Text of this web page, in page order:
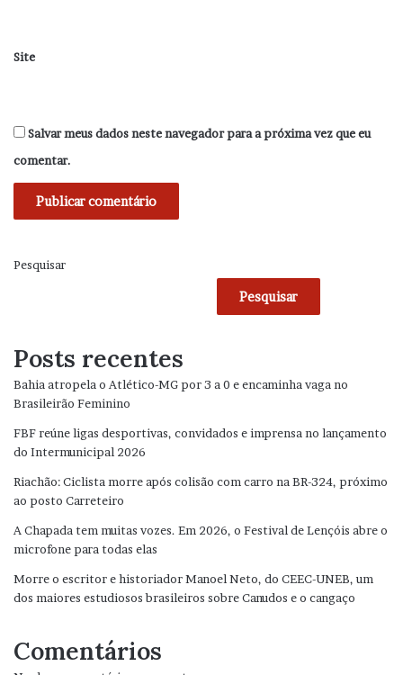
Site
Salvar meus dados neste navegador para a próxima vez que eu
comentar.
Pesquisar
Pesquisar
Posts recentes
Bahia atropela o Atlético-MG por 3 a 0 e encaminha vaga no
Brasileirão Feminino
FBF reúne ligas desportivas, convidados e imprensa no lançamento
do Intermunicipal 2026
Riachão: Ciclista morre após colisão com carro na BR-324, próximo
ao posto Carreteiro
A Chapada tem muitas vozes. Em 2026, o Festival de Lençóis abre o
microfone para todas elas
Morre o escritor e historiador Manoel Neto, do CEEC-UNEB, um
dos maiores estudiosos brasileiros sobre Canudos e o cangaço
Comentários